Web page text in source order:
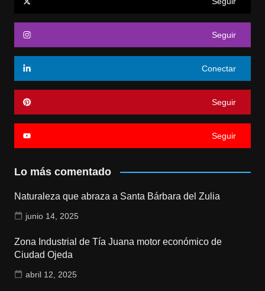
Seguir
Conectar
Seguir
Seguir
Lo más comentado
Naturaleza que abraza a Santa Bárbara del Zulia
junio 14, 2025
Zona Industrial de Tía Juana motor económico de
Ciudad Ojeda
abril 12, 2025